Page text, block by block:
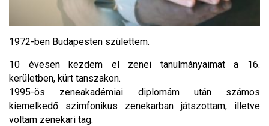
1972-ben Budapesten születtem.
10 évesen kezdem el zenei tanulmányaimat a 16.
kerületben, kürt tanszakon.
1995-ös zeneakadémiai diplomám után számos
kiemelkedő szimfonikus zenekarban játszottam, illetve
voltam zenekari tag.